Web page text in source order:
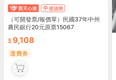
（可開發票/報價單）民國37年中州
農民銀行20元原票15067
9,108
運費券